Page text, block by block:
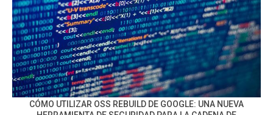
CÓMO UTILIZAR OSS REBUILD DE GOOGLE: UNA NUEVA